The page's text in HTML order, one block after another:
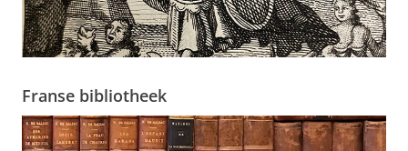
Franse bibliotheek